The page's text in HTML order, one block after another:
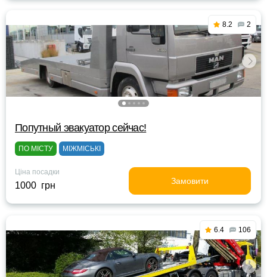
8.2 2
Попутный эвакуатор сейчас!
ПО МІСТУ МІЖМІСЬКІ
Ціна посадки
1000 грн Замовити
6.4 106